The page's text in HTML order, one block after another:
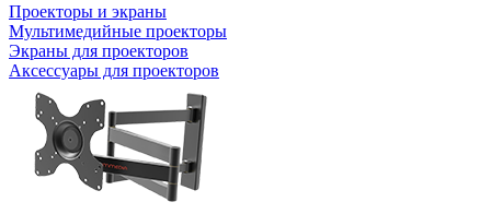
Проекторы и экраны
Мультимедийные проекторы
Экраны для проекторов
Аксессуары для проекторов